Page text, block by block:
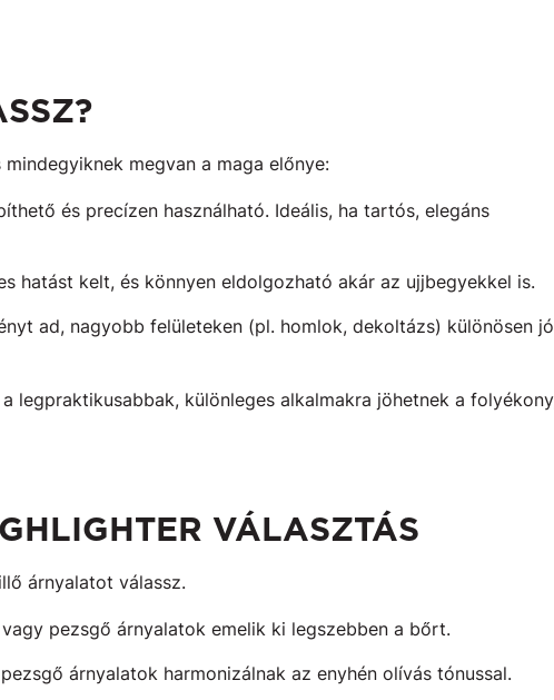
megvan a maga előnye:
és precízen használható. Ideális, ha tartós, elegáns
hatást kelt, és könnyen eldolgozható akár az ujjbegyekkel is.
ad, nagyobb felületeken (pl. homlok, dekoltázs) különösen
legpraktikusabbak, különleges alkalmakra jöhetnek a
VÁLASZTÁS
árnyalatot válassz.
pezsgő árnyalatok emelik ki legszebben a bőrt.
árnyalatok harmonizálnak az enyhén olívás tónussal.